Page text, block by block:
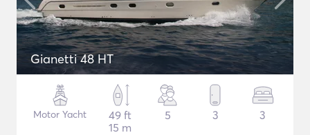
Gianetti 48 HT
Motor Yacht
49 ft
15 m
5 3 3